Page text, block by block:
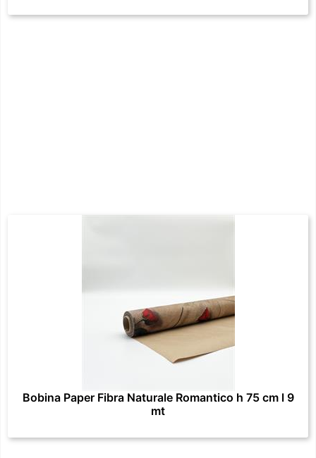
Bobina Paper Fibra Naturale Romantico h 75 cm l 9
mt